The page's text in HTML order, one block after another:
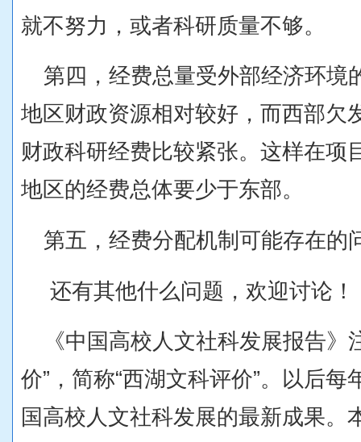
就不努力，或者科研质量不够。
第四，经费总量受外部经济环境
地区财政资源相对较好，而西部欠
财政科研经费比较紧张。这样在项
地区的经费总体要少于东部。
第五，经费分配机制可能存在的
还有其他什么问题，欢迎讨论！
《中国高校人文社科发展报告
价”，简称“西湖文科评价”。以后
国高校人文社科发展的最新成果。